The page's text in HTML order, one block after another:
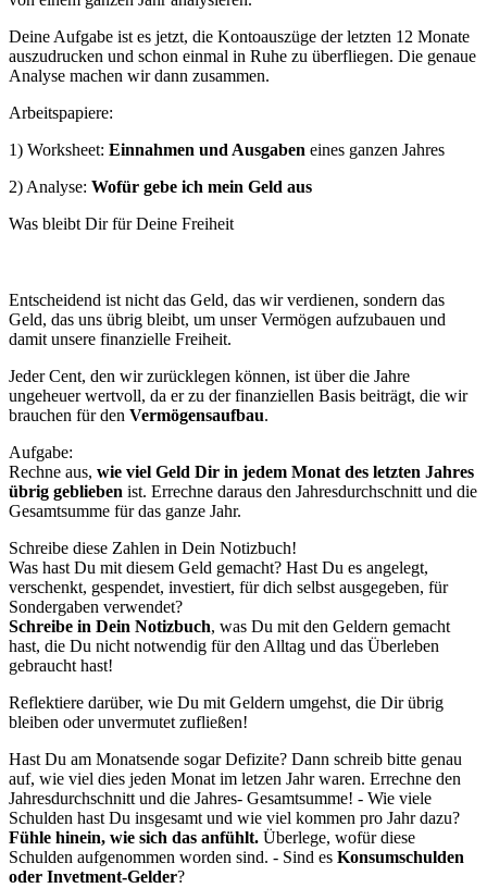
Deine Aufgabe ist es jetzt, die Kontoauszüge der letzten 12 Monate
auszudrucken und schon einmal in Ruhe zu überfliegen. Die genaue
Analyse machen wir dann zusammen.
Arbeitspapiere:
1) Worksheet: Einnahmen und Ausgaben eines ganzen Jahres
2) Analyse: Wofür gebe ich mein Geld aus
Was bleibt Dir für Deine Freiheit
Entscheidend ist nicht das Geld, das wir verdienen, sondern das
Geld, das uns übrig bleibt, um unser Vermögen aufzubauen und
damit unsere finanzielle Freiheit.
Jeder Cent, den wir zurücklegen können, ist über die Jahre
ungeheuer wertvoll, da er zu der finanziellen Basis beiträgt, die wir
brauchen für den Vermögensaufbau.
Aufgabe:
Rechne aus, wie viel Geld Dir in jedem Monat des letzten Jahres
übrig geblieben ist. Errechne daraus den Jahresdurchschnitt und die
Gesamtsumme für das ganze Jahr.
Schreibe diese Zahlen in Dein Notizbuch!
Was hast Du mit diesem Geld gemacht? Hast Du es angelegt,
verschenkt, gespendet, investiert, für dich selbst ausgegeben, für
Sondergaben verwendet?
Schreibe in Dein Notizbuch, was Du mit den Geldern gemacht
hast, die Du nicht notwendig für den Alltag und das Überleben
gebraucht hast!
Reflektiere darüber, wie Du mit Geldern umgehst, die Dir übrig
bleiben oder unvermutet zufließen!
Hast Du am Monatsende sogar Defizite? Dann schreib bitte genau
auf, wie viel dies jeden Monat im letzen Jahr waren. Errechne den
Jahresdurchschnitt und die Jahres- Gesamtsumme! - Wie viele
Schulden hast Du insgesamt und wie viel kommen pro Jahr dazu?
Fühle hinein, wie sich das anfühlt. Überlege, wofür diese
Schulden aufgenommen worden sind. - Sind es Konsumschulden
oder Invetment-Gelder?